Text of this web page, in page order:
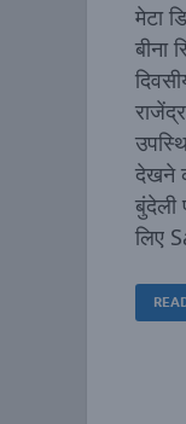
मेटा
बीना
देखने
बुंदेली
लिए